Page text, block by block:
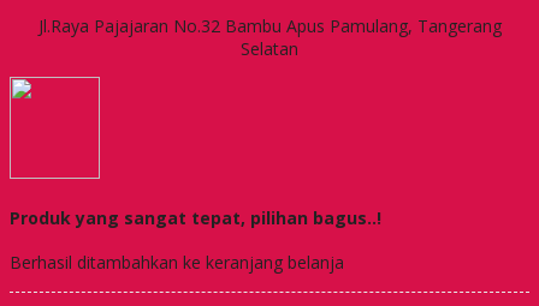
Jl.Raya Pajajaran No.32 Bambu Apus Pamulang, Tangerang
Selatan
Produk yang sangat tepat, pilihan bagus..!
Berhasil ditambahkan ke keranjang belanja